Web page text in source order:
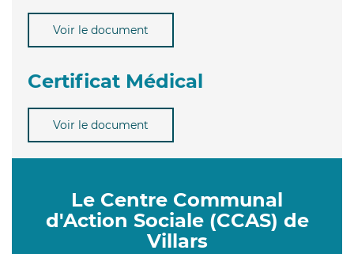
Voir le document
Certificat Médical
Voir le document
Le Centre Communal
d'Action Sociale (CCAS) de
Villars